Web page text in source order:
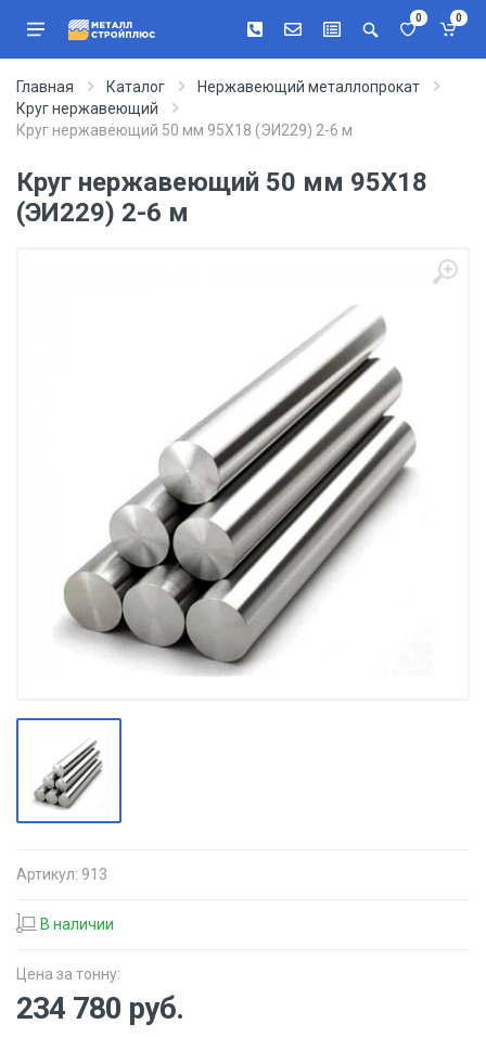
0 0
Главная Каталог
Нержавеющий металлопрокат
Круг нержавеющий
Круг нержавеющий 50 мм 95Х18 (ЭИ229) 2-6 м
Круг нержавеющий 50 мм 95Х18
(ЭИ229) 2-6 м
Артикул: 913
В наличии
Цена за тонну:
234 780 руб.